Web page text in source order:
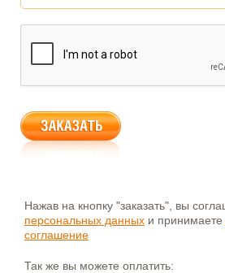
Нажав на кнопку "заказать", вы
персональных данных и принимаете
соглашение
Так же вы можете оплатить: